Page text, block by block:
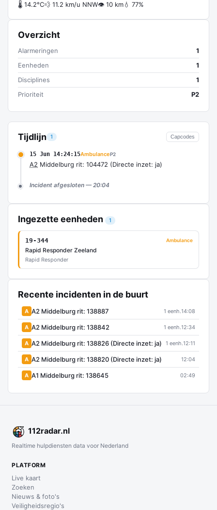
Tijdlijn 1 Capcodes
15 Jun 14:24:15AmbulanceP2
A2 Middelburg rit: 104472 (Directe inzet: ja)
Incident afgesloten — 20:04
Ingezette eenheden 1
19-344 Ambulance
Rapid Responder Zeeland
Rapid Responder
Recente incidenten in de buurt
A A2 Middelburg rit: 138887 1 eenh.14:08
A A2 Middelburg rit: 138842 1 eenh.12:34
A A2 Middelburg rit: 138826 (Directe inzet: ja) 1 eenh.12:11
A A2 Middelburg rit: 138820 (Directe inzet: ja) 12:04
A A1 Middelburg rit: 138645 02:49
🌡 14.2°C💨 11.2 km/u NNW👁 10 km💧 77%
Overzicht
Alarmeringen
1
Eenheden
1
Disciplines
1
Prioriteit
P2
112radar.nl
Realtime hulpdiensten data voor Nederland
PLATFORM
Live kaart
Zoeken
Nieuws & foto's
Veiligheidsregio's